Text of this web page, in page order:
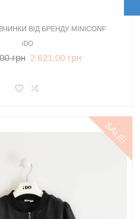
ВІД БРЕНДУ MINICONF
iDO
грн 2 621,00 грн
SALE!